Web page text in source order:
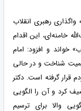
رهبری انقلاب
خامنه‌ای، این اقدام
خواند و افزود: امام
شناخت و در حالی
قرار گرفته است. دکتر
کرد و آن را الگویی
والا برای ترسیم